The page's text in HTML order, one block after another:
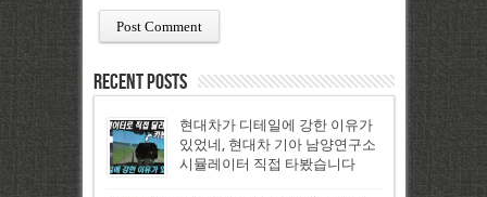
Recent Posts
현대차가 디테일에 강한 이유가
있었네, 현대차 기아 남양연구소
시뮬레이터 직접 타봤습니다